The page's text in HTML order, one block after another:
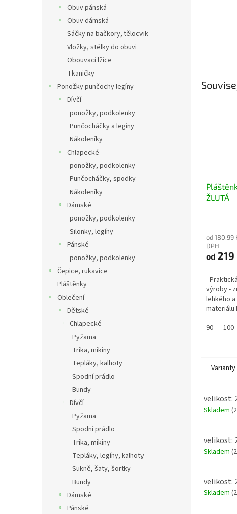
Obuv pánská
Obuv dámská
Sáčky na bačkory, tělocvik
Vložky, stélky do obuvi
Obouvací lžíce
Tkaničky
Ponožky punčochy legíny
Dívčí
ponožky, podkolenky
Punčocháčky a legíny
Nákoleníky
Chlapecké
ponožky, podkolenky
Punčocháčky, spodky
Nákoleníky
Dámské
ponožky, podkolenky
Silonky, legíny
Pánské
ponožky, podkolenky
Čepice, rukavice
Pláštěnky
Oblečení
Dětské
Chlapecké
Pyžama
Trika, mikiny
Tepláky, kalhoty
Spodní prádlo
Bundy
Dívčí
Pyžama
Spodní prádlo
Trika, mikiny
Tepláky, legíny, kalhoty
Sukně, šaty, šortky
Bundy
Dámské
Pánské
ŽLUTÁ
od 180,99
DPH
od 219
-
výroby -
lehkého
materiálu
velmi
90 100
Varianty
velikost:
Skladem
velikost:
Skladem
velikost:
Skladem